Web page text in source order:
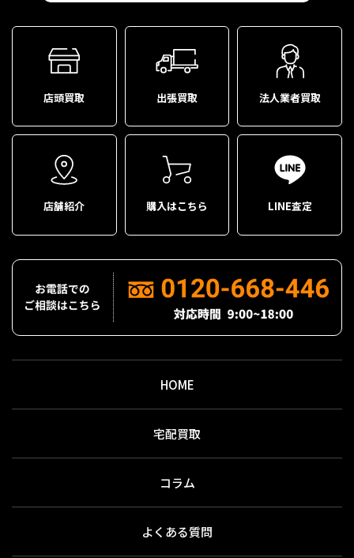
店頭買取 出張買取 法人業者買取
店舗紹介 購入はこちら LINE査定
HOME
宅配買取
コラム
よくある質問